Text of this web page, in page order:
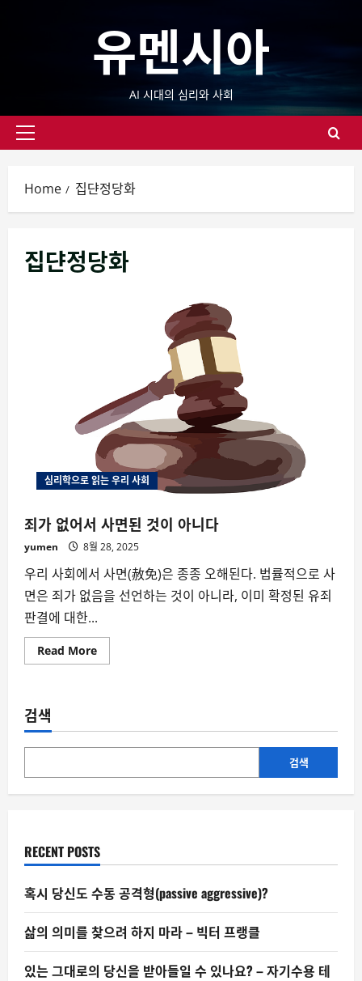
유멘시아
AI 시대의 심리와 사회
Primary
Home 집댠정당화
집댠정당화
심리학으로 읽는 우리 사회
죄가 없어서 사면된 것이 아니다
yumen 8월 28, 2025
우리 사회에서 사면(赦免)은 종종 오해된다. 법률적으로 사
면은 죄가 없음을 선언하는 것이 아니라, 이미 확정된 유죄
판결에 대한...
Read MoreRead
more
서
면
것
아
검색
검색
RECENT POSTS
혹시 당신도 수동 공격형(passive aggressive)?
삶의 의미를 찾으려 하지 마라 – 빅터 프랭클
있는 그대로의 당신을 받아들일 수 있나요? – 자기수용 테